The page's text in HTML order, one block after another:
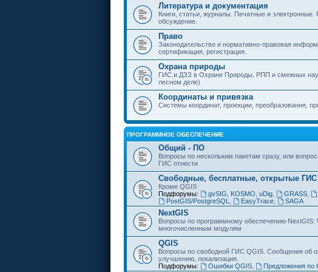
Литература и документация
Книги, статьи, журналы. Печатные и электронные.
обсуждение.
Право
Законодательство и нормативно-правовая
сертификация, регистрация.
Охрана природы
ГИС и ДЗЗ в Охране Природы, РПП и смежных
лесном деле)
Координаты и привязка
Системы координат, проекции, преобразования,
ПРОГРАММНОЕ ОБЕСПЕЧЕНИЕ
Общий - ПО
Вопросы по нескольким пакетам сразу, или
ГИС отнести
Свободные, бесплатные, открытые ГИС
Кроме QGIS
Подфорумы:
gvSIG, KOSMO, uDig, GRASS,
PostGIS/PostgreSQL
EasyTrace, SAGA
NextGIS
Вопросы по программному обеспечению NextGIS:
многочисленным модулям
QGIS
Вопросы по свободной ГИС QGIS. Сообщения об
улучшению, локализация.
Подфорумы:
Ошибки QGIS, Предложения по